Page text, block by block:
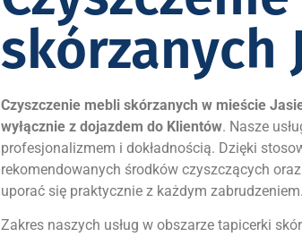
skórzanych
Czyszczenie mebli skórzanych w mieście
wyłącznie z dojazdem do Klientów. Nasze
profesjonalizmem i dokładnością. Dzięki
rekomendowanych środków czyszczących
uporać się praktycznie z każdym zabrudzeniem.
Zakres naszych usług w obszarze tapicerki